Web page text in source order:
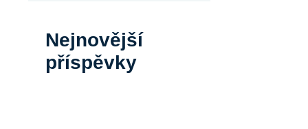
Nejnovější
příspěvky